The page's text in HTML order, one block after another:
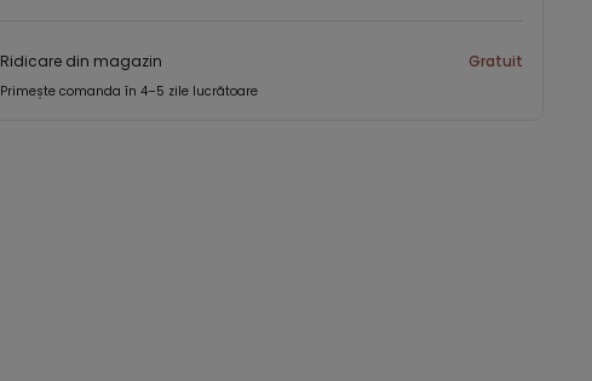
Ridicare din magazin Gratuit
Primește comanda în 4–5 zile lucrătoare